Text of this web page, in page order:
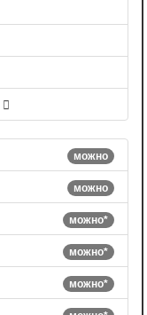
можно
можно
можно*
можно*
можно*